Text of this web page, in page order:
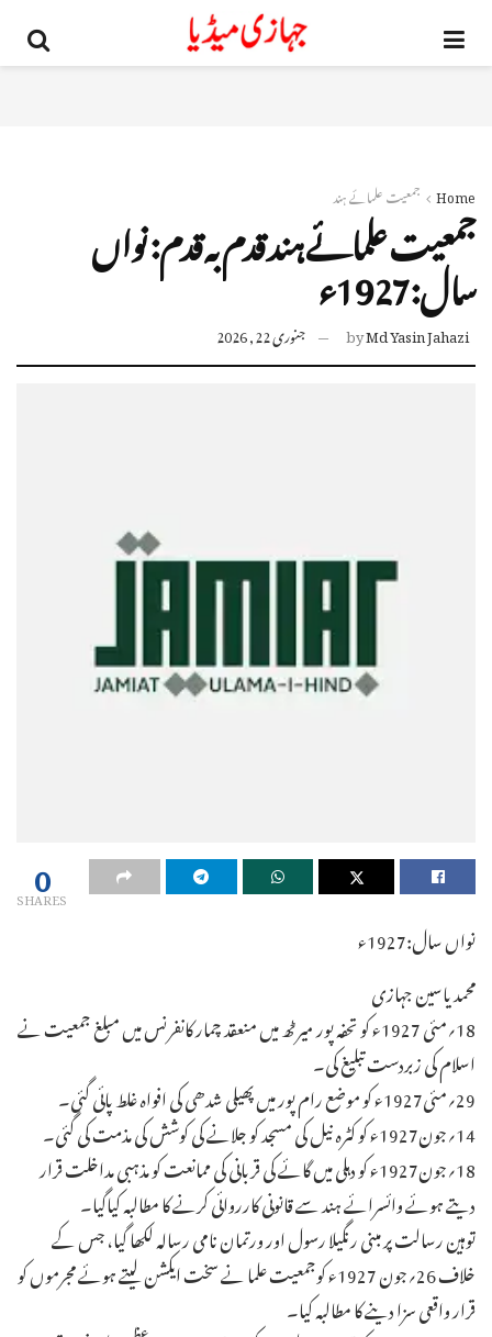
Home جمعیت علمائے ہند
جمعیت علمائے ہند قدم بہ قدم: نواں
سال:1927ء
byMd Yasin Jahazi جنوری 22, 2026
0
SHARES
نواں سال:1927ء
محمد یاسین جہازی
18؍مئی 1927ء کو تحفہ پور میرٹھ میں منعقد چمار کانفرنس میں مبلغ جمعیت نے
اسلام کی زبردست تبلیغ کی۔
29؍مئی1927ء کو موضع رام پور میں پھیلی شدھی کی افواہ غلط پائی گئی۔
14؍جون1927ء کو کٹرہ نیل کی مسجد کو جلانے کی کوشش کی مذمت کی گئی۔
18؍جون1927ء کو دہلی میں گائے کی قربانی کی ممانعت کو مذہبی مداخلت قرار
دیتے ہوئے وائسرائے ہند سے قانونی کارروائی کرنے کا مطالبہ کیاگیا۔
توہین رسالت پر مبنی رنگیلا رسول اور ورتمان نامی رسالہ لکھا گیا، جس کے
خلاف 26؍جون 1927ء کوجمعیت علما نے سخت ایکشن لیتے ہوئے مجرموں کو
قرار واقعی سزا دینے کا مطالبہ کیا۔